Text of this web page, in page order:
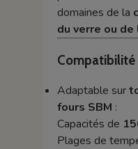
domaines de la
du verre ou
Compatibilité
Adaptable sur
fours SBM :
Capacités de
Plages de